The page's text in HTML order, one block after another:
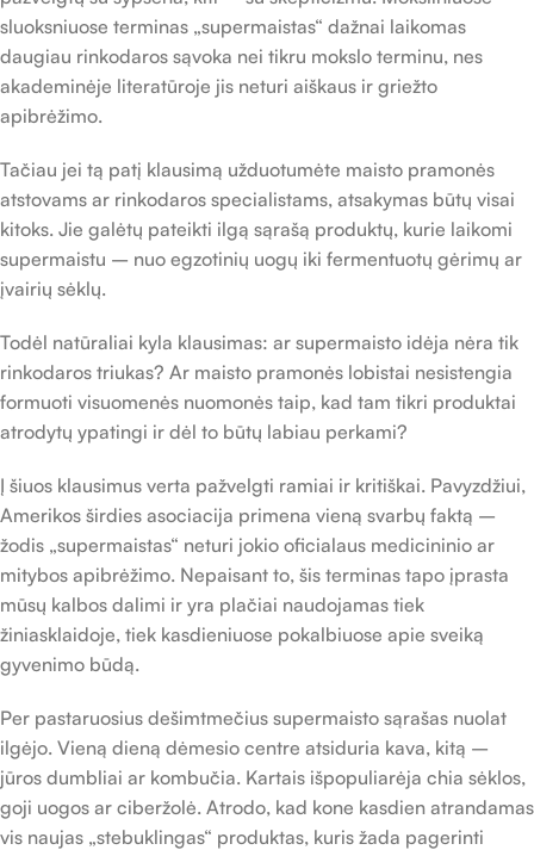
sluoksniuose terminas „supermaistas“ dažnai laikomas
daugiau rinkodaros sąvoka nei tikru mokslo terminu, nes
akademinėje literatūroje jis neturi aiškaus ir griežto
apibrėžimo.
Tačiau jei tą patį klausimą užduotumėte maisto pramonės
atstovams ar rinkodaros specialistams, atsakymas būtų visai
kitoks. Jie galėtų pateikti ilgą sąrašą produktų, kurie laikomi
supermaistu – nuo egzotinių uogų iki fermentuotų gėrimų ar
įvairių sėklų.
Todėl natūraliai kyla klausimas: ar supermaisto idėja nėra tik
rinkodaros triukas? Ar maisto pramonės lobistai nesistengia
formuoti visuomenės nuomonės taip, kad tam tikri produktai
atrodytų ypatingi ir dėl to būtų labiau perkami?
Į šiuos klausimus verta pažvelgti ramiai ir kritiškai. Pavyzdžiui,
Amerikos širdies asociacija primena vieną svarbų faktą –
žodis „supermaistas“ neturi jokio oficialaus medicininio ar
mitybos apibrėžimo. Nepaisant to, šis terminas tapo įprasta
mūsų kalbos dalimi ir yra plačiai naudojamas tiek
žiniasklaidoje, tiek kasdieniuose pokalbiuose apie sveiką
gyvenimo būdą.
Per pastaruosius dešimtmečius supermaisto sąrašas nuolat
ilgėjo. Vieną dieną dėmesio centre atsiduria kava, kitą –
jūros dumbliai ar kombučia. Kartais išpopuliarėja chia sėklos,
goji uogos ar ciberžolė. Atrodo, kad kone kasdien atrandamas
vis naujas „stebuklingas“ produktas, kuris žada pagerinti